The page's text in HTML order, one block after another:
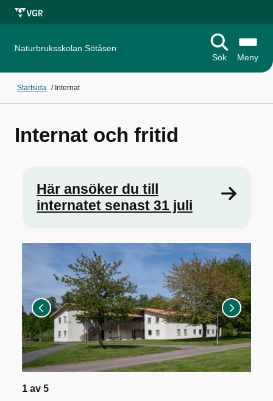
Naturbruksskolan Sötåsen
Sök
Meny
Startsida / Internat
Internat och fritid
Här ansöker du till
internatet senast 31 juli
1 av 5